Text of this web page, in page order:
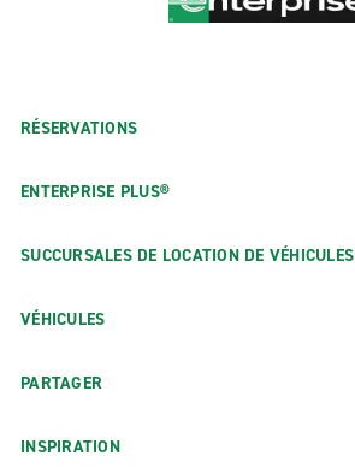
RÉSERVATIONS
ENTERPRISE PLUS®
SUCCURSALES DE LOCATION DE VÉHICULES
VÉHICULES
PARTAGER
INSPIRATION